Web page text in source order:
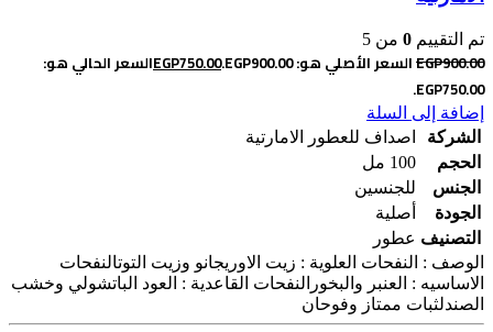
تم التقييم 0 من 5
EGP900.00 السعر الأصلي هو: EGP900.00. EGP750.00
السعر الحالي هو:
EGP750.00.
إضافة إلى السلة
الشركة
اصداف للعطور الامارتية
الحجم
100 مل
الجنس
للجنسين
الجودة
أصلية
التصنيف عطور
الوصف : النفحات العلوية : زيت الاوريجانو وزيت التوتالنفحات
الاساسيه : العنبر والبخورالنفحات القاعدية : العود الباتشولي وخشب
الصندلثبات ممتاز وفوحان